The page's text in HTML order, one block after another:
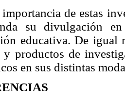
de estas
su divulgación
educativa. De igual
y productos de
en sus distintas